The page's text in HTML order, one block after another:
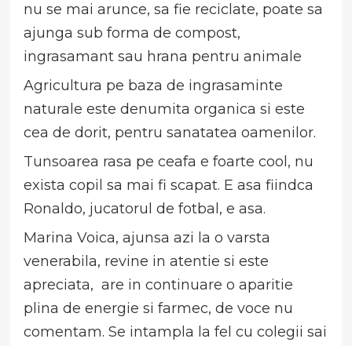
nu se mai arunce, sa fie reciclate, poate sa
ajunga sub forma de compost,
ingrasamant sau hrana pentru animale
Agricultura pe baza de ingrasaminte
naturale este denumita organica si este
cea de dorit, pentru sanatatea oamenilor.
Tunsoarea rasa pe ceafa e foarte cool, nu
exista copil sa mai fi scapat. E asa fiindca
Ronaldo, jucatorul de fotbal, e asa.
Marina Voica, ajunsa azi la o varsta
venerabila, revine in atentie si este
apreciata, are in continuare o aparitie
plina de energie si farmec, de voce nu
comentam. Se intampla la fel cu colegii sai